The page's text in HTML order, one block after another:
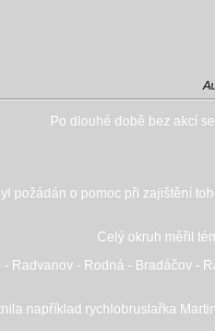
Po dlouhé době bez akcí
požádán o pomoc při zajištění
Celý okruh měřil
Radvanov - Rodná - Bradáčov -
například rychlobruslařka